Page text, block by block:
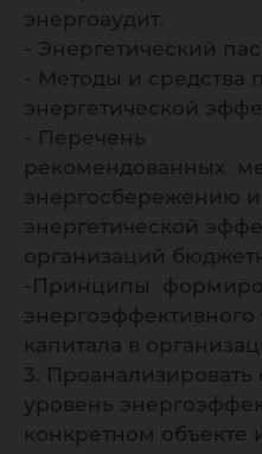
энергоаудит.
- Энергетический
- Методы и средства
энергетической
- Перечень
рекомендованных
энергосбережению
энергетической
организаций
-Принципы
энергоэффективного
капитала в
3.
уровень
конкретном объекте